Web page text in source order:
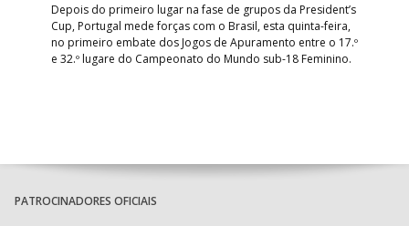
Depois do primeiro lugar na fase de grupos da President’s
Cup, Portugal mede forças com o Brasil, esta quinta-feira,
no primeiro embate dos Jogos de Apuramento entre o 17.º
e 32.º lugare do Campeonato do Mundo sub-18 Feminino.
PATROCINADORES OFICIAIS